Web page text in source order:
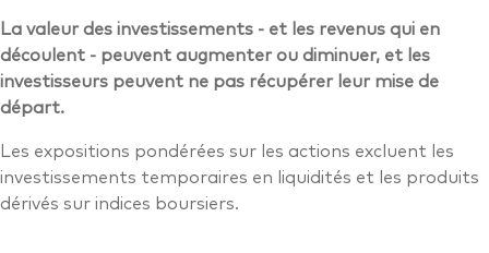
La valeur des investissements - et les revenus qui en
découlent - peuvent augmenter ou diminuer, et les
investisseurs peuvent ne pas récupérer leur mise de
départ.
Les expositions pondérées sur les actions excluent les
investissements temporaires en liquidités et les produits
dérivés sur indices boursiers.